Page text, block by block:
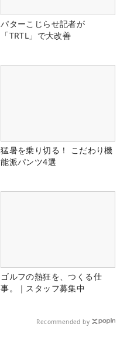
パターこじらせ記者が
「TRTL」で大改善
猛暑を乗り切る！ こだわり機
能派パンツ4選
ゴルフの熱狂を、つくる仕
事。｜スタッフ募集中
Recommended by